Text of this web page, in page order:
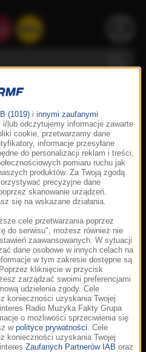
(1019) i innymi zaufanymi
i/lub odczytujemy informacje zawarte
cookie, przetwarzamy dane
informacje przesyłane
do personalizacji reklam i treści,
pomiaru ruchu jak
produktów. Za Twoją zgodą
precyzyjne dane
skanowanie urządzeń.
się na wskazane działania.
cele przetwarzania poprzez
do serwisu", możesz również nie
zaawansowanych. W sytuacji
dane osobowe w innych celach na
w tym zakresie dostępne są
kliknięcie w przycisk
zarządzać swoimi preferencjami
udzielenia zgody. Cele
konieczności uzyskania Twojej
Radio Muzyka Fakty Grupa
o możliwości sprzeciwienia się
w polityce prywatności. Cele
konieczności uzyskania Twojej
Zaufanych Partnerów IAB oraz